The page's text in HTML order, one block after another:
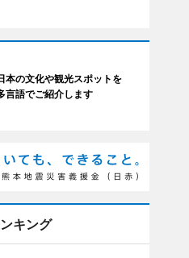
本の文化や観光スポットを
言語でご紹介します
キング